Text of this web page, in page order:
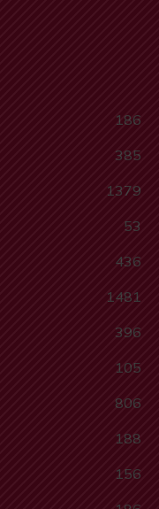
186
385
1379
53
436
1481
396
105
806
188
156